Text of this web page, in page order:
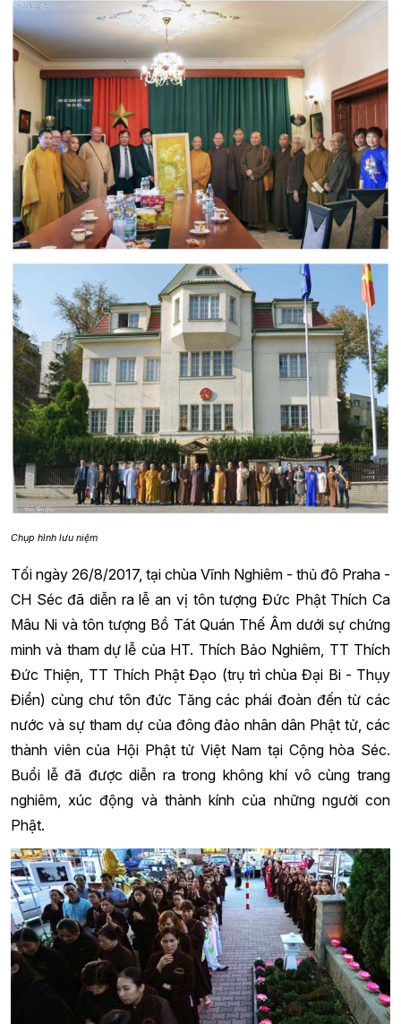
Chụp hình lưu niệm
Tối ngày 26/8/2017, tại chùa Vĩnh Nghiêm - thủ đô Praha -
CH Séc đã diễn ra lễ an vị tôn tượng Đức Phật Thích Ca
Mâu Ni và tôn tượng Bồ Tát Quán Thế Âm dưới sự chứng
minh và tham dự lễ của HT. Thích Bảo Nghiêm, TT Thích
Đức Thiện, TT Thích Phật Đạo (trụ trì chùa Đại Bi - Thụy
Điển) cùng chư tôn đức Tăng các phái đoàn đến từ các
nước và sự tham dự của đông đảo nhân dân Phật tử, các
thành viên của Hội Phật tử Việt Nam tại Cộng hòa Séc.
Buổi lễ đã được diễn ra trong không khí vô cùng trang
nghiêm, xúc động và thành kính của những người con
Phật.